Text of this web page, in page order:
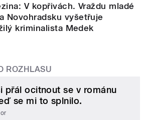
V kopřivách. Vraždu mladé
Novohradsku vyšetřuje
kriminalista Medek
ROZHLASU
přál ocitnout se v románu
se mi to splnilo.